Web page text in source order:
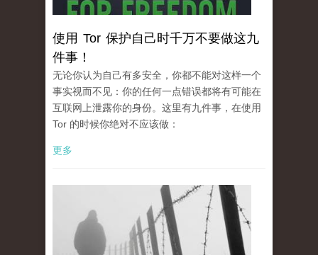
使用 Tor 保护自己时千万不要做这九
件事！
无论你认为自己有多安全，你都不能对这样一个
事实视而不见：你的任何一点错误都将有可能在
互联网上泄露你的身份。这里有九件事，在使用
Tor 的时候你绝对不应该做：
更多